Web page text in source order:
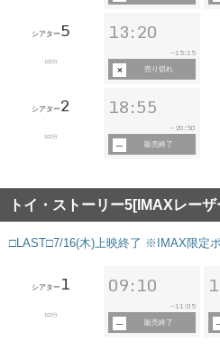
シアター5
102分
13:20
~15:15
売り切れ
シアター2
102分
18:55
~ 20:50
販売終了
トイ・ストーリー5[IMAXレー
□LAST□7/16(木)上映終了 ※IMAX限定
シアター 1
102分
09:10
~11:05
販売終了